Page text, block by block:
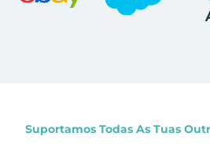
Suportamos Todas As Tuas